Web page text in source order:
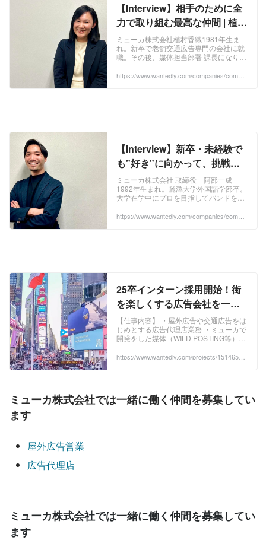
【Interview】相手のために全
力で取り組む最高な仲間 | 植村
香織 | Interview
ミューカ株式会社植村香織1981年生ま
れ。新卒で老舗交通広告専門の会社に就
職。その後、媒体担当部署 課長になり15
株式会社に入社。今年で入社5年目。相
https://www.wantedly.com/companies/compa
【Interview】新卒・未経験で
も"好き"に向かって、挑戦し
続けられる会社 | 阿部一成 |
Interview
ミューカ株式会社 取締役 阿部一成
1992年生まれ。麗澤大学外国語学部卒。
大学在学中にプロを目指してバンドを結
ンドの解散を機に交通広告を取り扱う広
https://www.wantedly.com/companies/compa
25卒インターン採用開始！街
を楽しくする広告会社を一緒
につくりませんか？ - ミューカ
株式会社の法人営業の採用 -
Wantedly
【仕事内容】 ・屋外広告や交通広告をは
じめとする広告代理店業務 ・ミューカで
開発をした媒体（WILD POSTING等）の
https://www.wantedly.com/projects/1514652?
ミューカ株式会社では一緒に働く仲間を募集してい
ます
屋外広告営業
広告代理店
ミューカ株式会社では一緒に働く仲間を募集してい
ます